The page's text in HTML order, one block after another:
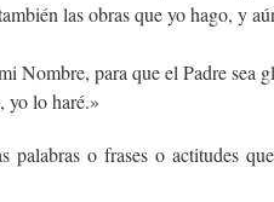
las obras que yo hago, y
Nombre, para que el Padre sea
yo lo haré.»
palabras o frases o actitudes